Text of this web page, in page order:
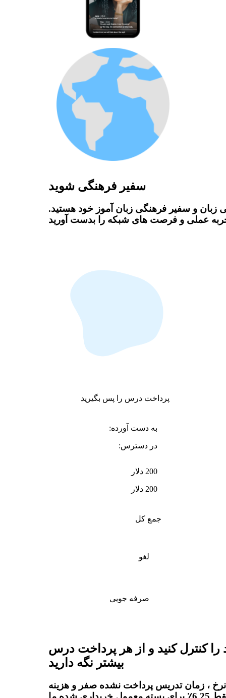
سفیر فرهنگی شوید
زبان و سفیر فرهنگی زبان آموز خود هستید.
پرداخت درس را پس بگیرید
به دست آورده:
در دسترس:
200 دلار
200 دلار
جمع کل
لغو
صرفه جویی
را کنترل کنید و از هر پرداخت درس
بیشتر نگه دارید
نرخ ، زمان تدریس پرداخت نشده صفر و هزینه